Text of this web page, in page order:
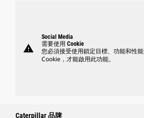
warning
Social Media
需要使用 Cookie
您必須接受使用鎖定目標、功能和性能
Cookie，才能啟用此功能。
Caterpillar 品牌